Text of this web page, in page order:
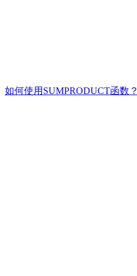
如何使用SUMPRODUCT函数？